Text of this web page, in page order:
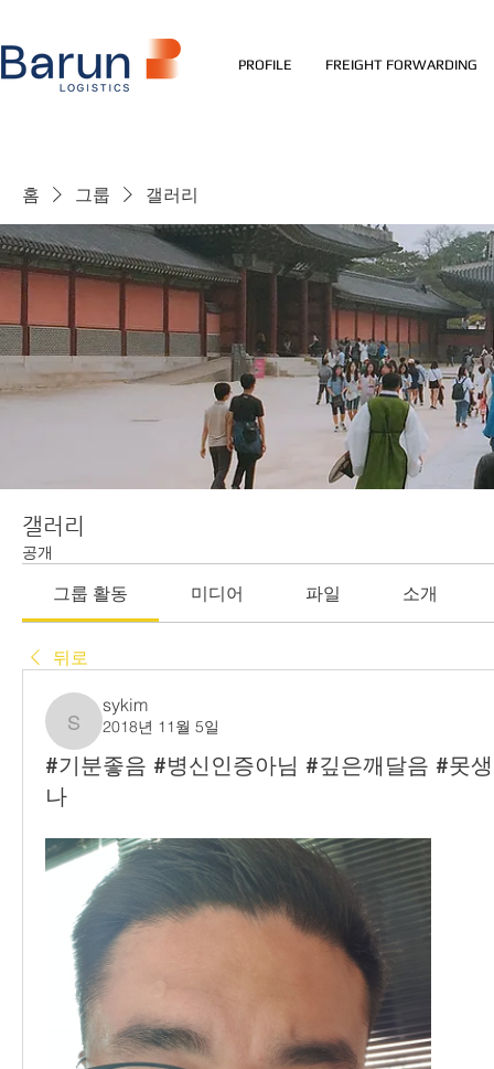
PROFILE FREIGHT FORWARDING
홈 그룹 갤러리
갤러리
공개
그룹 활동 미디어 파일 소개
뒤로
sykim
sykim
2018년 11월 5일
#기분좋음 #병신인증아님 #깊은깨달음 #못
나